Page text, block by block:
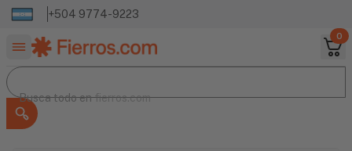
+504 9774-9223
0
Buscar productos
Busca todo en
Busca todo enfierros.com